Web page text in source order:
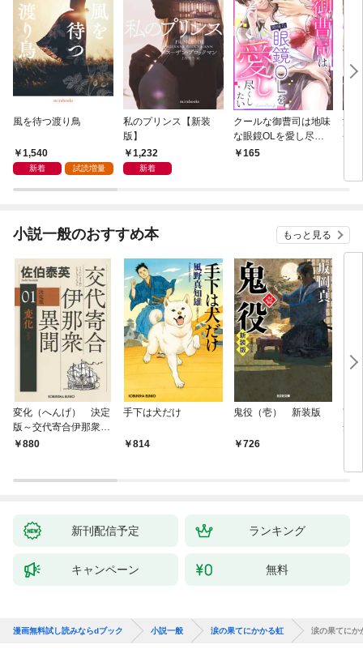
風を待つ渡り鳥
1,540
新着 試読増量
私のプリンス【新装
版】
1,232
新着
クールな御曹司は地味
な眼鏡OLを愛し尽く
したい【分冊版】 1
165
濃
長
小説一般のおすすめ本 もっと見る
変化（へんげ） 決定
版～交代寄合伊那衆異
聞（1）～
880
手下は犬だけ
814
鬼役（壱） 新装版
726
南
舟
新刊配信予定 ランキング
キャンペーン 無料
漫画無料試し読みならdブック 小説一般 涙の果てにかかる虹 涙の果てにか